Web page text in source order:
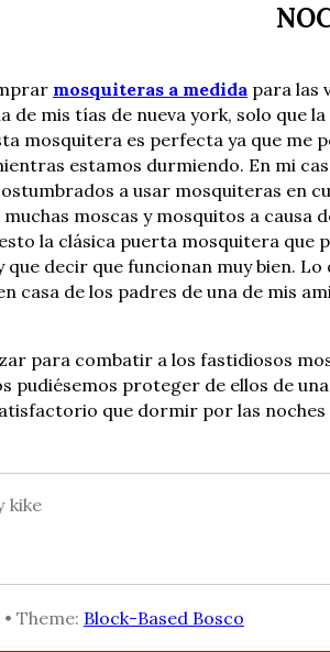
mosquiteras a medida para las
mis tías de nueva york, solo que
mosquitera es perfecta ya que
estamos durmiendo. En mi
a usar mosquiteras en
moscas y mosquitos a
la clásica puerta mosquitera que
que decir que funcionan muy bien.
casa de los padres de una de mis
para combatir a los fastidiosos
pudiésemos proteger de ellos de
que dormir por las
kike
• Theme: Block-Based Bosco